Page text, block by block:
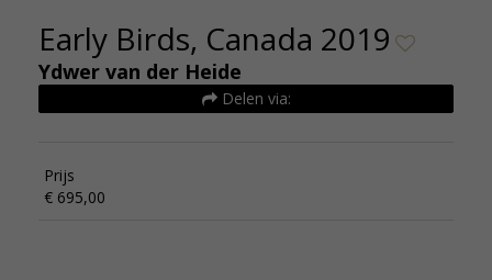
Early Birds, Canada 2019
Ydwer van der Heide
Delen via:
Prijs
€ 695,00